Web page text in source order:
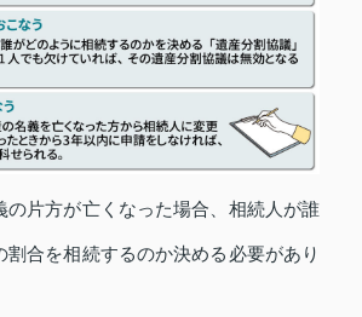
の片方が亡くなった場合、相続人が誰
割合を相続するのか決める必要があり